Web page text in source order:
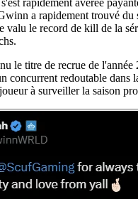
a rapidement trouvé du
valu le record de kill de la
le titre de recrue de
concurrent redoutable dans
à surveiller la saison